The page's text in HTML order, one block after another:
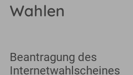
Wahlen
Beantragung des
Internetwahlscheines